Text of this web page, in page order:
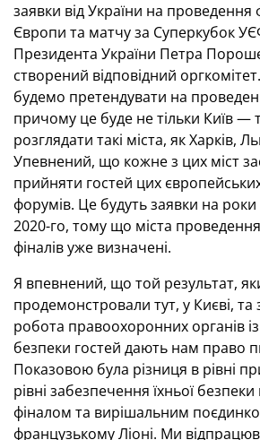
заявки від України на проведення
Європи та матчу за Суперкубок
Президента України Петра
створений відповідний
будемо претендувати на
причому це буде не тільки Київ —
розглядати такі міста, як Харків,
Упевнений, що кожне з цих міст
прийняти гостей цих
форумів. Це будуть заявки на
2020-го, тому що міста
фіналів уже визначені.
Я впевнений, що той результат,
продемонстровали тут, у Києві, та
робота правоохоронних органів
безпеки гостей дають нам право
Показовою була різниця в рівні
рівні забезпечення їхньої
фіналом та вирішальним
французькому Ліоні. Ми